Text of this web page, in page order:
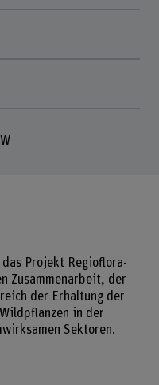
Projekt Regioflora-
Zusammenarbeit, der
der Erhaltung der
in der
Sektoren.